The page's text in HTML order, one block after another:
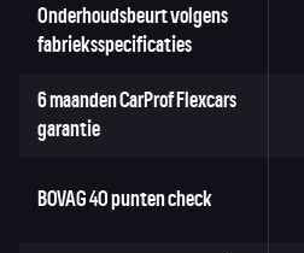
Onderhoudsbeurt volgens
fabrieksspecificaties
6 maanden CarProf Flexcars
garantie
BOVAG 40 punten check